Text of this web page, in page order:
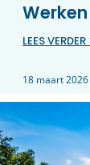
LEES VERDER
18 maart 2026